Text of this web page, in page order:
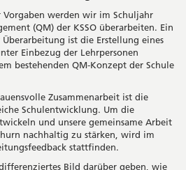
werden wir im Schuljahr
(QM) der KSSO überarbeiten. Ein
ist die Erstellung eines
Einbezug der Lehrpersonen
bestehenden QM‑Konzept der Schule
Zusammenarbeit ist die
Schulentwicklung. Um die
und unsere gemeinsame Arbeit
nachhaltig zu stärken, wird im
stattfinden.
Bild darüber geben, wie